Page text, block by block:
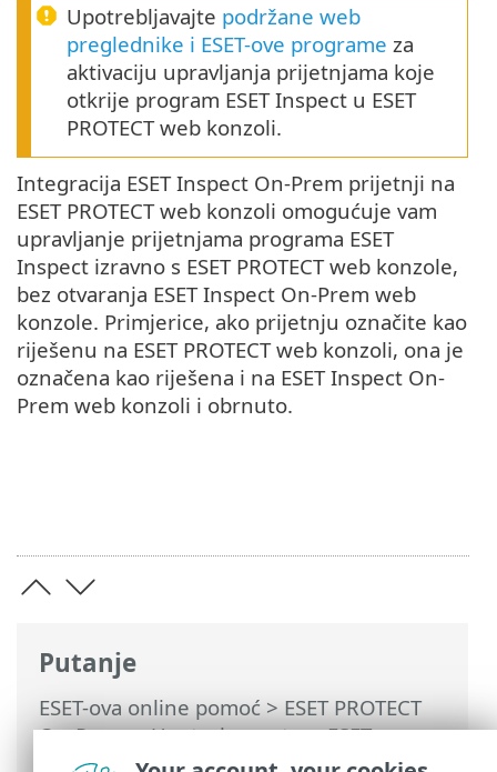
Putanje
ESET-ova online pomoć > ESET PROTECT
On-Prem>Upotreba sustava ESET
PROTECT On-Prem>ESET PROTECT On-
Upotrebljavajte podržane web
preglednike i ESET-ove programe za
aktivaciju upravljanja prijetnjama koje
otkrije program ESET Inspect u ESET
PROTECT web konzoli.
Integracija ESET Inspect On-Prem prijetnji na
ESET PROTECT web konzoli omogućuje vam
upravljanje prijetnjama programa ESET
Inspect izravno s ESET PROTECT web konzole,
bez otvaranja ESET Inspect On-Prem web
konzole. Primjerice, ako prijetnju označite kao
riješenu na ESET PROTECT web konzoli, ona je
označena kao riješena i na ESET Inspect On-
Prem web konzoli i obrnuto.